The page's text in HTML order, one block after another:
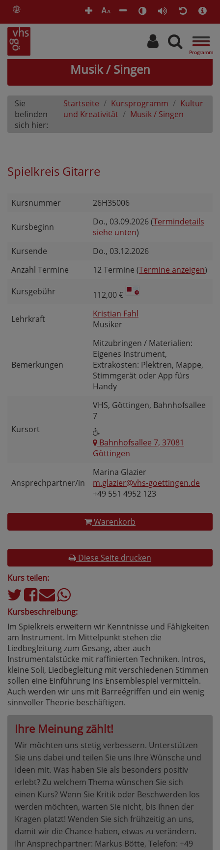
🌐 AA
Musik / Singen
Sie
befinden
sich hier:
Startseite Kursprogramm
Kultur
und Kreativität
Musik / Singen
Spielkreis Gitarre
Kursnummer 26H35006
Kursbeginn Do., 03.09.2026 (Termindetails
siehe unten)
Kursende
Do., 03.12.2026
Anzahl Termine
12 Termine (Termine anzeigen)
Kursgebühr
112,00 €
Lehrkraft
Kristian Fahl
Musiker
Bemerkungen
Mitzubringen / Materialien:
Eigenes Instrument,
Extrakosten: Plektren, Mappe,
Stimmgerät oder App fürs
Handy
Kursort
VHS, Göttingen, Bahnhofsallee
7
Bahnhofsallee 7, 37081
Göttingen
Ansprechpartner/in
Marina Glazier
m.glazier@vhs-goettingen.de
+49 551 4952 123
Warenkorb
Diese Seite drucken
Kurs teilen:
Kursbeschreibung:
Im Spielkreis erweitern wir Kenntnisse und Fähigkeiten
am Instrument. Im Mittelpunkt stehen die
Liedbegleitung zum Gesang, aber auch
Instrumentalstücke mit raffinierten Techniken. Intros,
kleine Soli, Liedbegleitung mit verschiedenen Stimmen
sollen eine Einführung ins Ensemblespiel vermitteln.
Auch werden wir uns mit Barreégriffen und ein wenig
sinnvoller Theorie beschäftigen.
Ihre Meinung zählt!
Wir möchten uns stetig verbessern. Unterstützen
Sie uns dabei und teilen Sie uns Ihre Wünsche und
Ideen mit. Was haben Sie als besonders positiv
erlebt? Zu welchem Thema wünschen Sie sich
einen Kurs? Wenn Sie Kritik oder Beschwerden los
werden möchten, warten Sie nicht, bis Ihnen der
Kragen platzt! Wenden Sie sich frühzeitig an uns,
damit wir die Chance haben, etwas zu verändern.
Ihr Ansprechpartner: Markus Bötte, Telefon: +49